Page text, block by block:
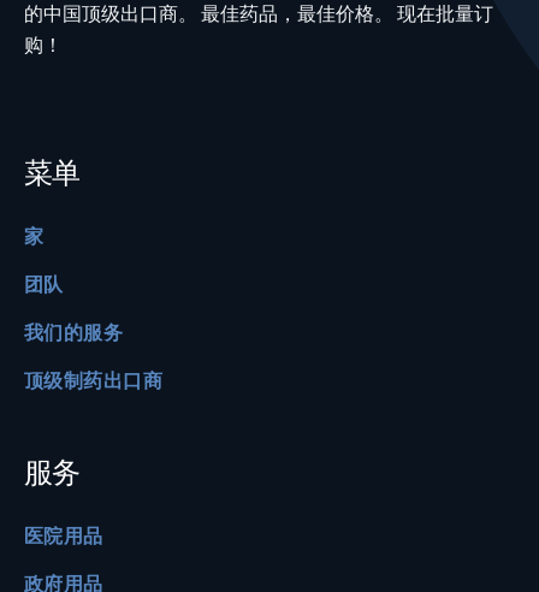
的中国顶级出口商。 最佳药品，最佳价格。 现在批量订
购！
菜单
家
团队
我们的服务
顶级制药出口商
服务
医院用品
政府用品